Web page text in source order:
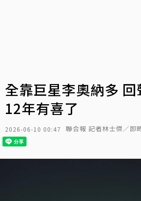
全靠巨星李奧納多
12年有喜了
2026-06-10 00:47 聯合報 記者林士傑／即